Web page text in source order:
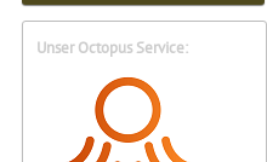
Unser Octopus Service: